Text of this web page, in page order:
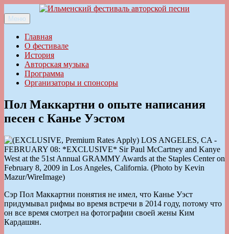
к
содержимому
Ильменский фестиваль авторской песни
Меню
Главная
О фестивале
История
Авторская музыка
Программа
Организаторы и спонсоры
Пол Маккартни о опыте написания
песен с Канье Уэстом
Сэр Пол Маккартни понятия не имел, что Канье Уэст
придумывал рифмы во время встречи в 2014 году, потому что
он все время смотрел на фотографии своей жены Ким
Кардашян.